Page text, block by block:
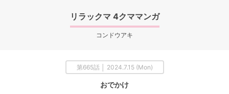
リラックマ 4クママンガ
コンドウアキ
第665話 │ 2024.7.15 (Mon)
おでかけ